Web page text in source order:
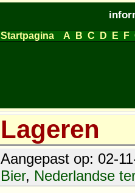
Startpagina A B C D E F
Lageren
Aangepast op: 02-
Bier, Nederlandse